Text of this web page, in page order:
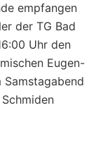
empfangen
der TG Bad
Uhr den
Eugen-
Samstagabend